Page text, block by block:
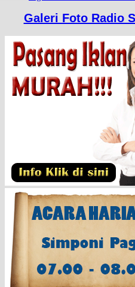
Galeri Foto Radio